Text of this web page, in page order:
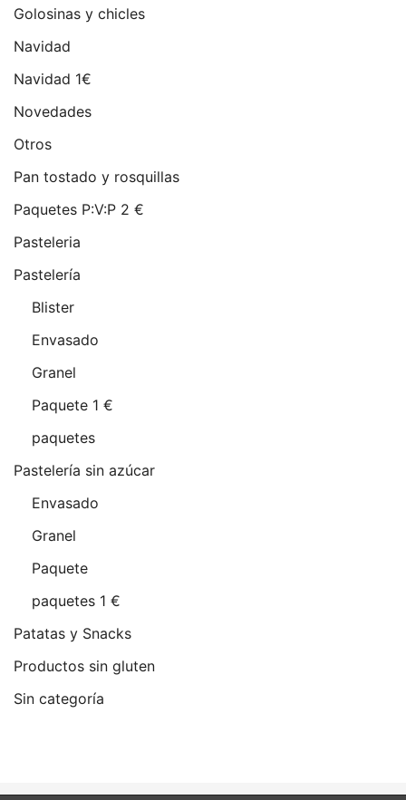
Golosinas y chicles
Navidad
Navidad 1€
Novedades
Otros
Pan tostado y rosquillas
Paquetes P:V:P 2 €
Pasteleria
Pastelería
Blister
Envasado
Granel
Paquete 1 €
paquetes
Pastelería sin azúcar
Envasado
Granel
Paquete
paquetes 1 €
Patatas y Snacks
Productos sin gluten
Sin categoría